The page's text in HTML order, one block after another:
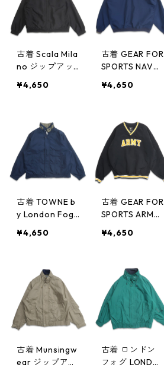
古着屋 高円寺
ビンテージ n60
506
9188n w60423
古着 Scala Mila
no ジップアッ
ブルゾン ブラ
0423
¥4,650
古着 GEAR FOR
SPORTS NAVY
ウォームアップ
ケット ポケッ
ト付き ネイビ
ー 表記：L gd
21
¥4,650
古着 TOWNE b
y London Fog
ジップアップジ
表記：L gd40
9156n w60420
¥4,650
古着 GEAR FOR
SPORTS ARMY
ムアップジャケ
ポケット付き
ブラック 表
記：M gd409
145n w60418
¥4,650
古着 Munsingw
ear ジップアッ
古着 ロンドン
フォグ LONDO